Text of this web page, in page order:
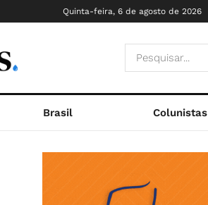
Quinta-feira, 6 de agosto de 2026
Brasil Colunistas